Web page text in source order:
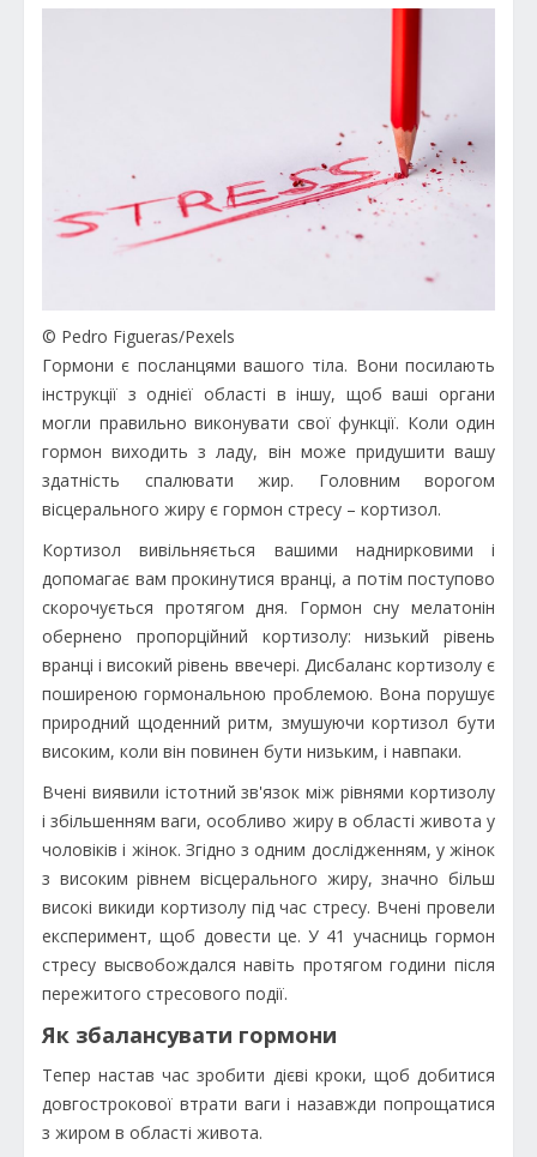
© Pedro Figueras/Pexels
Гормони є посланцями вашого тіла. Вони посилають
інструкції з однієї області в іншу, щоб ваші органи
могли правильно виконувати свої функції. Коли один
гормон виходить з ладу, він може придушити вашу
здатність спалювати жир. Головним ворогом
вісцерального жиру є гормон стресу – кортизол.
Кортизол вивільняється вашими наднирковими і
допомагає вам прокинутися вранці, а потім поступово
скорочується протягом дня. Гормон сну мелатонін
обернено пропорційний кортизолу: низький рівень
вранці і високий рівень ввечері. Дисбаланс кортизолу є
поширеною гормональною проблемою. Вона порушує
природний щоденний ритм, змушуючи кортизол бути
високим, коли він повинен бути низьким, і навпаки.
Вчені виявили істотний зв'язок між рівнями кортизолу
і збільшенням ваги, особливо жиру в області живота у
чоловіків і жінок. Згідно з одним дослідженням, у жінок
з високим рівнем вісцерального жиру, значно більш
високі викиди кортизолу під час стресу. Вчені провели
експеримент, щоб довести це. У 41 учасниць гормон
стресу высвобождался навіть протягом години після
пережитого стресового події.
Як збалансувати гормони
Тепер настав час зробити дієві кроки, щоб добитися
довгострокової втрати ваги і назавжди попрощатися
з жиром в області живота.